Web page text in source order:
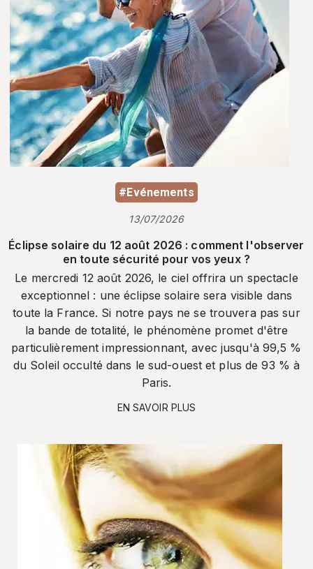
#Evénements
13/07/2026
Éclipse solaire du 12 août 2026 : comment l'observer
en toute sécurité pour vos yeux ?
Le mercredi 12 août 2026, le ciel offrira un spectacle
exceptionnel : une éclipse solaire sera visible dans
toute la France. Si notre pays ne se trouvera pas sur
la bande de totalité, le phénomène promet d'être
particulièrement impressionnant, avec jusqu'à 99,5 %
du Soleil occulté dans le sud-ouest et plus de 93 % à
Paris.
EN SAVOIR PLUS